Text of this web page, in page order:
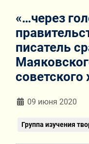
«…через
писатель
советского
Информация о
09 июня 2020
Группа изучения